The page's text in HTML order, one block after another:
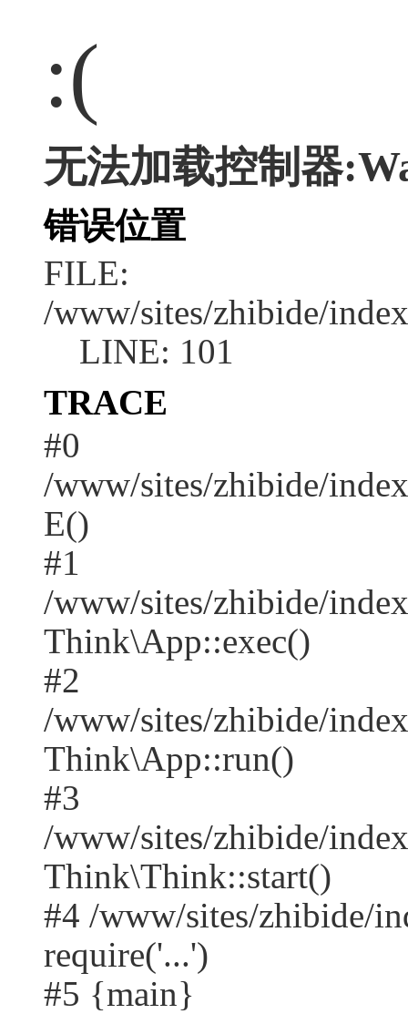
:(
无法加载控制器
错误位置
FILE:
/www/sites/zhibide/
LINE: 101
TRACE
#0
/www/sites/zhibide/
E()
#1
/www/sites/zhibide/
Think\App::exec()
#2
/www/sites/zhibide/
Think\App::run()
#3
/www/sites/zhibide/
Think\Think::start()
#4 /www/sites/zhibide/
require('...')
#5 {main}